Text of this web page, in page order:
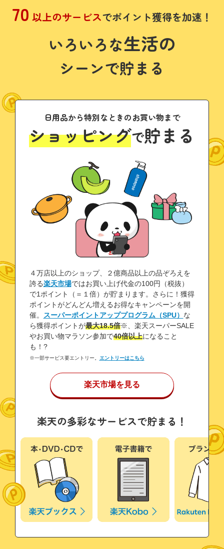
70 以上のサービスでポイント獲得を加速！
いろいろな生活の
シーンで貯まる
日用品から特別なときのお買い物まで
ショッピングで貯まる
４万店以上のショップ、２億商品以上の品ぞろえを
誇る楽天市場ではお買い上げ代金の100円（税抜）
で1ポイント（＝１倍）が貯まります。さらに！獲得
ポイントがどんどん増えるお得なキャンペーンを開
催。
スーパーポイントアッププログラム（SPU） な
ら獲得ポイントが最大18.5倍※、楽天スーパーSALE
やお買い物マラソン参加で40倍以上になること
も！?
※一部サービス要エントリー。 エントリーはこちら
楽天市場を見る
楽天の多彩なサービスで貯まる！